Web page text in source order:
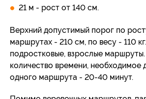
21 м - рост от 140 см.
Верхний допустимый порог по
маршрутах - 210 см, по весу - 110
подростковые, взрослые
количество времени, необходимое
одного маршрута - 20-40 минут.